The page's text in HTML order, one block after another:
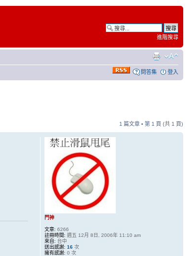
進階搜尋
問答集 登入
1 篇文章 • 第 1 頁 (共 1 頁)
門神
文章: 6266
註冊時間: 週五 12月 8日, 2006年 11:10 am
來自: 台中
送出感謝: 16次
擁有感謝: 0 次